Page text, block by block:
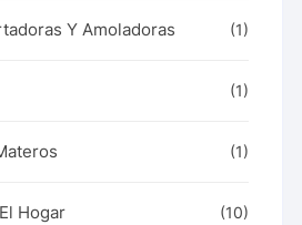
Y Amoladoras (1)
(1)
(1)
Hogar (10)